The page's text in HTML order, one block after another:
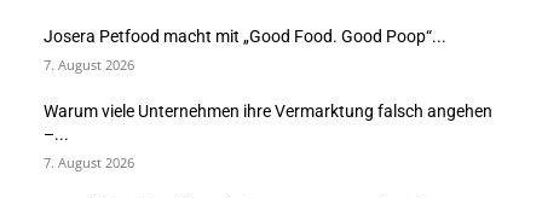
Josera Petfood macht mit „Good Food. Good Poop“...
7. August 2026
Warum viele Unternehmen ihre Vermarktung falsch angehen
–...
7. August 2026